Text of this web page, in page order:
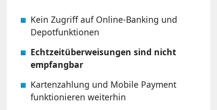
Kein Zugriff auf Online-Banking und
Depotfunktionen
Echtzeitüberweisungen sind nicht
empfangbar
Kartenzahlung und Mobile Payment
funktionieren weiterhin